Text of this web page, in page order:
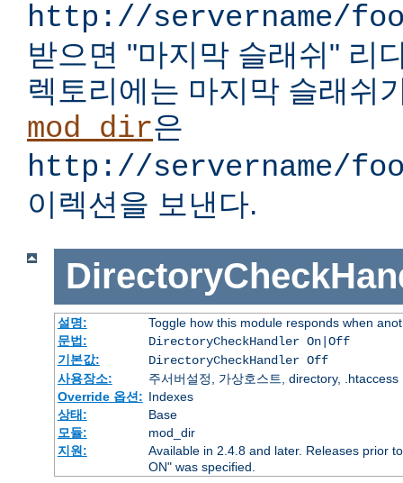
http://servername/
받으면 "마지막 슬래쉬" 리
렉토리에는 마지막 슬래쉬
mod_dir은
http://servername/
이렉션을 보낸다.
설명:
Toggle how this module responds when
문법:
DirectoryCheckHandler On|Off
기본값:
DirectoryCheckHandler Off
사용장소:
주서버설정, 가상호스트, directory, .htaccess
Override 옵션: Indexes
상태:
Base
모듈:
mod_dir
지원:
Available in 2.4.8 and later. Releases prior
ON" was specified.